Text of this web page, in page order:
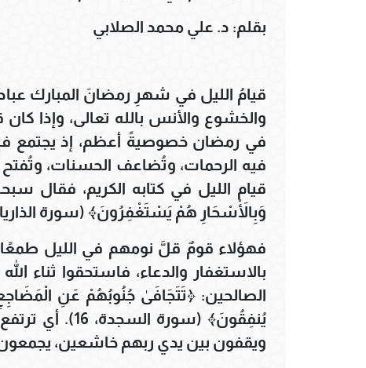
بقلم: د. علي محمد الصلابي
قيامُ الليل في شهرِ رمضانَ المبارك
والخشوع والأنس بالله تعالى، وإذا
في رمضان خصوصيةً أعظم، إذ يجتمع
فيه الرحمات، وتُضاعف الحسنات، وتُفتح
وَبِالْأَسْحَارِ هُمْ يَسْتَغْفِرُونَ﴾ (سورة الذاريات:
فهؤلاء قومٌ قلَّ نومهم في الليل طمعًا
بالاستغفار والدعاء، فاستحقوا ثناء
الصالحين: ﴿تَتَجَافَىٰ جُنُوبُهُمْ عَنِ
يُنفِقُونَ﴾ (سورة
ويقفون بين يدي ربهم خاشعين،